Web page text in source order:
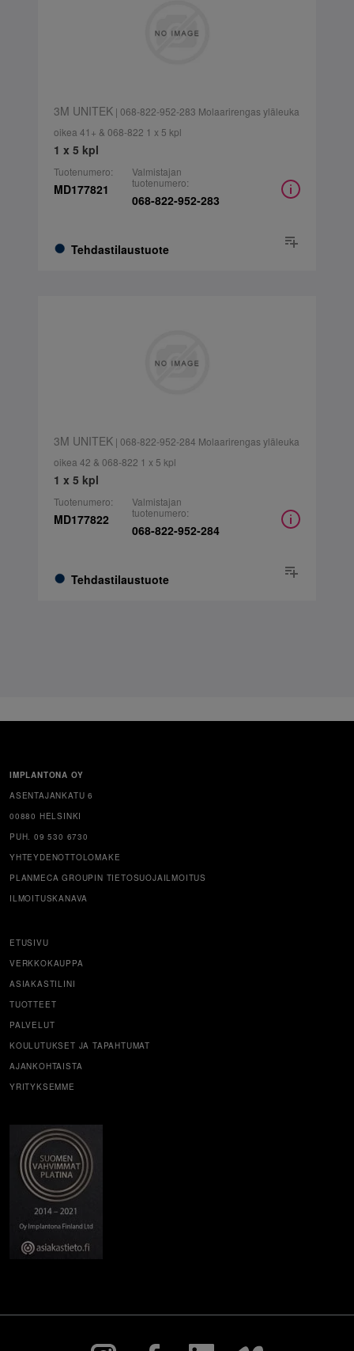
3M UNITEK| 068-822-952-283 Molaarirengas yläleuka
oikea 41+ & 068-822 1 x 5 kpl
1 x 5 kpl
Tuotenumero:
MD177821
Tehdastilaustuote
Valmistajan
tuotenumero:
068-822-952-283
3M UNITEK| 068-822-952-284 Molaarirengas yläleuka
oikea 42 & 068-822 1 x 5 kpl
1 x 5 kpl
Tuotenumero:
MD177822
Tehdastilaustuote
Valmistajan
tuotenumero:
068-822-952-284
IMPLANTONA OY
ASENTAJANKATU 6
00880 HELSINKI
PUH. 09 530 6730
YHTEYDENOTTOLOMAKE
PLANMECA GROUPIN TIETOSUOJAILMOITUS
ILMOITUSKANAVA
ETUSIVU
VERKKOKAUPPA
ASIAKASTILINI
TUOTTEET
PALVELUT
KOULUTUKSET JA TAPAHTUMAT
AJANKOHTAISTA
YRITYKSEMME